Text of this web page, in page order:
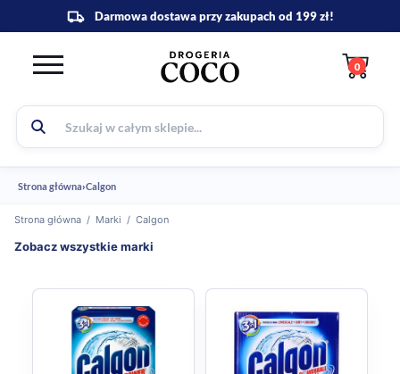
0
Strona główna›Calgon
Strona główna / Marki / Calgon
Zobacz wszystkie marki